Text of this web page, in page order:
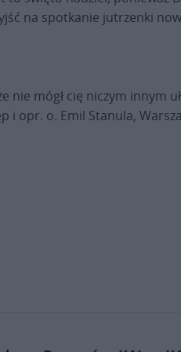
na spotkanie jutrzenki
nie mógł cię niczym innym
i opr. o. Emil Stanula,